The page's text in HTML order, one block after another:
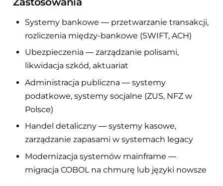
Systemy bankowe — przetwarzanie transakcji,
rozliczenia między-bankowe (SWIFT, ACH)
Ubezpieczenia — zarządzanie polisami,
likwidacja szkód, aktuariat
Administracja publiczna — systemy
podatkowe, systemy socjalne (ZUS, NFZ w
Polsce)
Handel detaliczny — systemy kasowe,
zarządzanie zapasami w systemach legacy
Modernizacja systemów mainframe —
migracja COBOL na chmurę lub języki nowsze